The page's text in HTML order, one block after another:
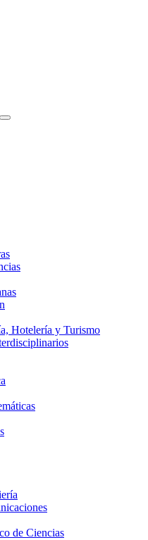
Hotelería y Turismo
de Ciencias